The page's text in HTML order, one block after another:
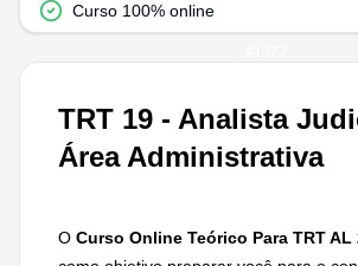
TRT 19 - Analista
Área Administrativa
O Curso Online Teórico Para TRT AL
Curso 100% online